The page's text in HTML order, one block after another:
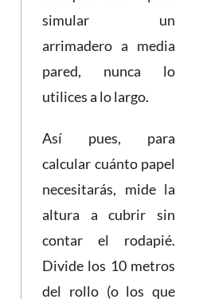
simular un
arrimadero a media
pared, nunca lo
utilices a lo largo.
Así pues, para
calcular cuánto papel
necesitarás, mide la
altura a cubrir sin
contar el rodapié.
Divide los 10 metros
del rollo (o los que